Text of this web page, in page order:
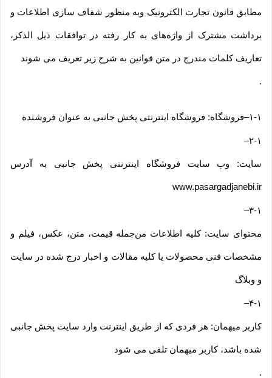
مطابق قانون تجارت الکترونیک وبه منظور شفاف سازی اطلاعات و
برداشت مشترک از واژه‌های به کار رفته در توافقات ذیل الذکر،
تعاریف کلمات مندرج در متن قوانین به شرح زیر تعریف می شوند
.
۱-۱–فروشگاه: فروشگاه اینترنتی پخش جانبی به عنوان فروشنده
۲-۱–
سایت: وب سایت فروشگاه اینترنتی پخش جانبی به آدرس
www.pasargadjanebi.ir
۳-۱–
محتوای سایت: کلیه اطلاعات من‌جمله قیمت، متن، عکس، فیلم و
مشخصات فنی محصولات یا کلیه مقالات و اخبار درج شده در سایت
و وبلاگ
۴-۱–
کاربر میهمان: هر فردی که از طریق اینترنت وارد سایت پخش جانبی
شده باشد، کاربر میهمان تلقی می شود
.